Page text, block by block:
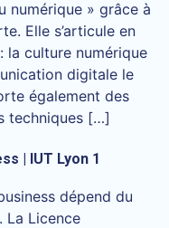
numérique » grâce à
Elle s’articule en
la culture numérique
digitale le
également des
techniques […]
| IUT Lyon 1
dépend du
La Licence